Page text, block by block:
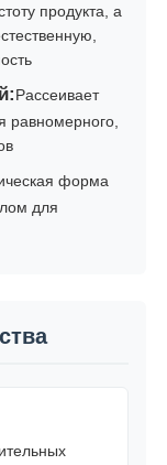
продукта, а
Рассеивает
равномерного,
форма
для